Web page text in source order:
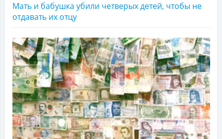
Мать и бабушка убили четверых детей, чтобы не
отдавать их отцу